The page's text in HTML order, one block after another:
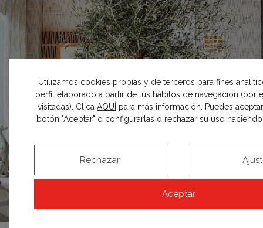
Utilizamos cookies propias y de terceros para fines
perfil elaborado a partir de tus hábitos de navegación (por
visitadas). Clica AQUÍ para más información. Puedes
botón "Aceptar" o configurarlas o rechazar su uso
Aceptar
Rechazar